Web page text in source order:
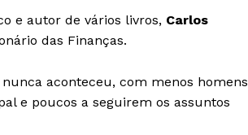
e autor de vários livros, Carlos
das Finanças.
aconteceu, com menos homens
e poucos a seguirem os assuntos